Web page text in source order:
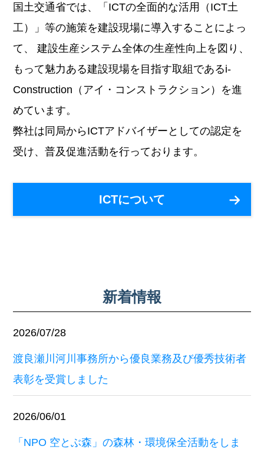
国土交通省では、「ICTの全面的な活用（ICT土
工）」等の施策を建設現場に導入することによっ
て、 建設生産システム全体の生産性向上を図り、
もって魅力ある建設現場を目指す取組であるi-
Construction（アイ・コンストラクション）を進
めています。
弊社は同局からICTアドバイザーとしての認定を
受け、普及促進活動を行っております。
ICTについて
新着情報
2026/07/28
渡良瀬川河川事務所から優良業務及び優秀技術者
表彰を受賞しました
2026/06/01
「NPO 空とぶ森」の森林・環境保全活動をしま